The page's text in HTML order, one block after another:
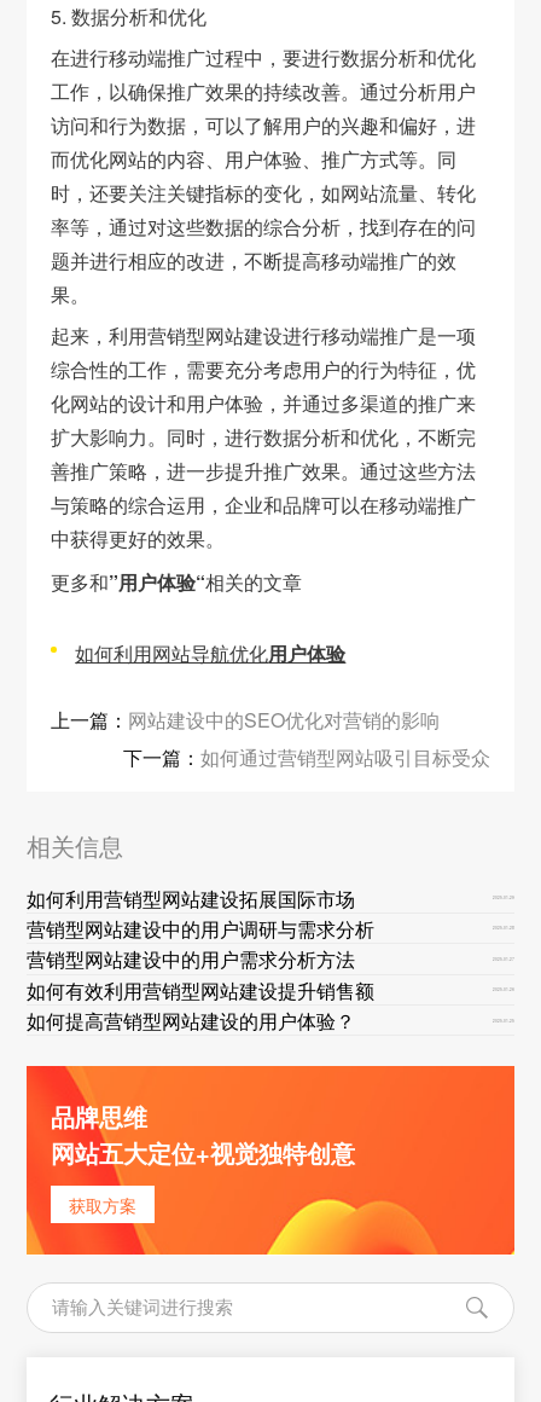
5. 数据分析和优化
在进行移动端推广过程中，要进行数据分析和优化
工作，以确保推广效果的持续改善。通过分析用户
访问和行为数据，可以了解用户的兴趣和偏好，进
而优化网站的内容、用户体验、推广方式等。同
时，还要关注关键指标的变化，如网站流量、转化
率等，通过对这些数据的综合分析，找到存在的问
题并进行相应的改进，不断提高移动端推广的效
果。
起来，利用营销型网站建设进行移动端推广是一项
综合性的工作，需要充分考虑用户的行为特征，优
化网站的设计和用户体验，并通过多渠道的推广来
扩大影响力。同时，进行数据分析和优化，不断完
善推广策略，进一步提升推广效果。通过这些方法
与策略的综合运用，企业和品牌可以在移动端推广
中获得更好的效果。
更多和”用户体验“相关的文章
如何利用网站导航优化用户体验
上一篇： 网站建设中的SEO优化对营销的影响
下一篇： 如何通过营销型网站吸引目标受众
相关信息
如何利用营销型网站建设拓展国际市场 2025-01-29
营销型网站建设中的用户调研与需求分析 2025-01-28
营销型网站建设中的用户需求分析方法 2025-01-27
如何有效利用营销型网站建设提升销售额 2025-01-26
如何提高营销型网站建设的用户体验？ 2025-01-25
品牌思维
网站五大定位+视觉独特创意
获取方案